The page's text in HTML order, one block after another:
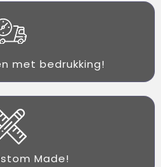
met bedrukking!
Made!